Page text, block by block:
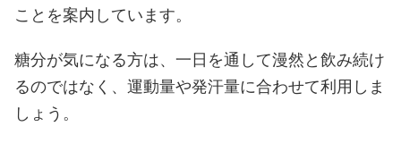
ことを案内しています。
糖分が気になる方は、一日を通して漫然と飲み続け
るのではなく、運動量や発汗量に合わせて利用しま
しょう。